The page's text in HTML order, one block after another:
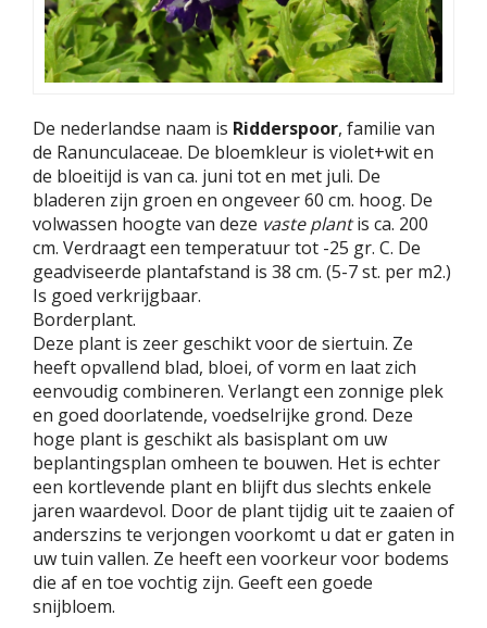
De nederlandse naam is Ridderspoor, familie van
de Ranunculaceae. De bloemkleur is violet+wit en
de bloeitijd is van ca. juni tot en met juli. De
bladeren zijn groen en ongeveer 60 cm. hoog. De
volwassen hoogte van deze vaste plantis ca. 200
cm. Verdraagt een temperatuur tot -25 gr. C. De
geadviseerde plantafstand is 38 cm. (5-7 st. per m2.)
Is goed verkrijgbaar.
Borderplant.
Deze plant is zeer geschikt voor de siertuin. Ze
heeft opvallend blad, bloei, of vorm en laat zich
eenvoudig combineren. Verlangt een zonnige plek
en goed doorlatende, voedselrijke grond. Deze
hoge plant is geschikt als basisplant om uw
beplantingsplan omheen te bouwen. Het is echter
een kortlevende plant en blijft dus slechts enkele
jaren waardevol. Door de plant tijdig uit te zaaien of
anderszins te verjongen voorkomt u dat er gaten in
uw tuin vallen. Ze heeft een voorkeur voor bodems
die af en toe vochtig zijn. Geeft een goede
snijbloem.